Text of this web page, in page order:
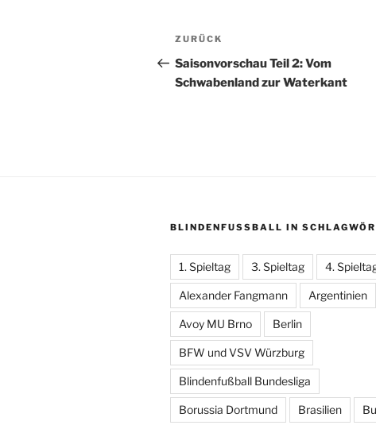
Beitragsnavigation
Vorheriger
Beitrag
ZURÜCK
Saisonvorschau Teil 2: Vom
Schwabenland zur Waterkant
BLINDENFUSSBALL IN
1. Spieltag 3. Spieltag 4.
Alexander Fangmann Argentinien
Avoy MU Brno Berlin
BFW und VSV Würzburg
Blindenfußball Bundesliga
Borussia Dortmund Brasilien